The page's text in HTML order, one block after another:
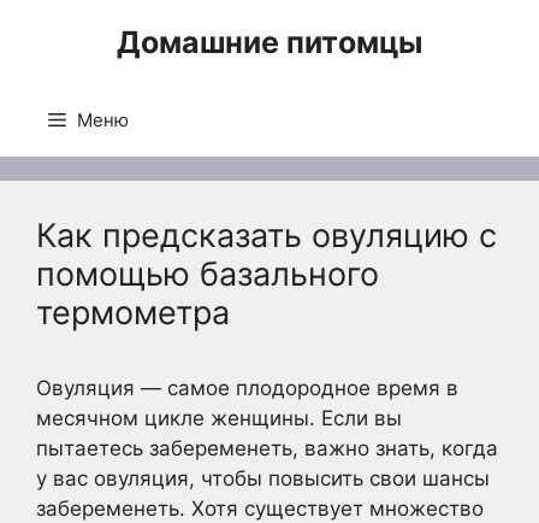
Домашние питомцы
Меню
Как предсказать овуляцию с
помощью базального
термометра
Овуляция — самое плодородное время в
месячном цикле женщины. Если вы
пытаетесь забеременеть, важно знать, когда
у вас овуляция, чтобы повысить свои шансы
забеременеть. Хотя существует множество